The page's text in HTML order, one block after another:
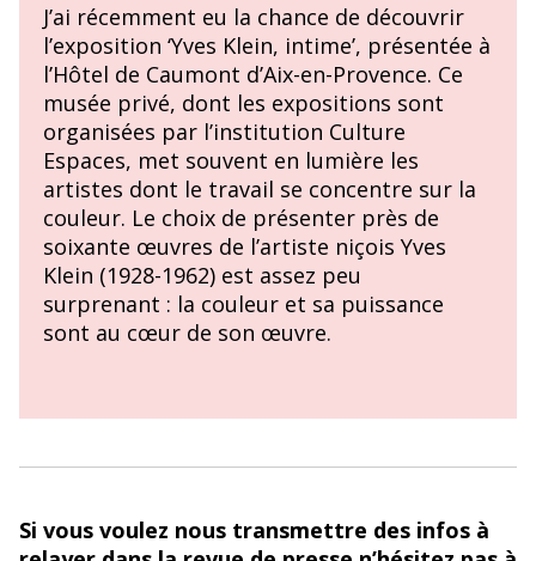
J’ai récemment eu la chance de découvrir
l’exposition ‘Yves Klein, intime’, présentée à
l’Hôtel de Caumont d’Aix-en-Provence. Ce
musée privé, dont les expositions sont
organisées par l’institution Culture
Espaces, met souvent en lumière les
artistes dont le travail se concentre sur la
couleur. Le choix de présenter près de
soixante œuvres de l’artiste niçois Yves
Klein (1928-1962) est assez peu
surprenant : la couleur et sa puissance
sont au cœur de son œuvre.
Si vous voulez nous transmettre des infos à